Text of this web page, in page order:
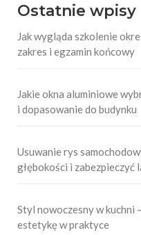
Ostatnie wpisy
Jak wygląda szkolenie
zakres i egzamin końcowy
Jakie okna aluminiowe
i dopasowanie do budynku
Usuwanie rys
głębokości i zabezpieczyć
Styl nowoczesny w kuchni
estetykę w praktyce